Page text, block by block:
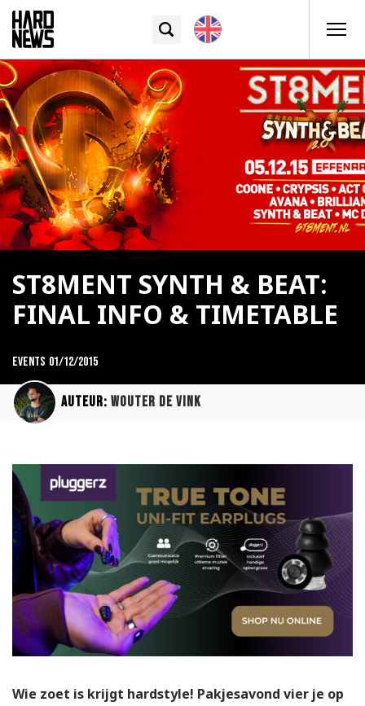
ST8MENT SYNTH & BEAT:
FINAL INFO & TIMETABLE
Events 01/12/2015
Auteur: Wouter de Vink
Wie zoet is krijgt hardstyle! Pakjesavond vier je op